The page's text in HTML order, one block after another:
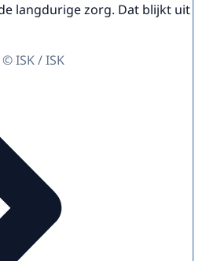
langdurige zorg. Dat blijkt uit
ISK / ISK